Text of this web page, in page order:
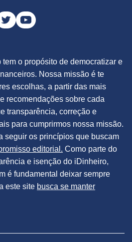
tem o propósito de democratizar e
Nossa missão é te
escolhas, a partir das mais
recomendações sobre cada
transparência, correção e
para cumprirmos nossa missão.
seguir os princípios que buscam
editorial. Como parte do
e isenção do iDinheiro,
é fundamental deixar sempre
este site busca se manter